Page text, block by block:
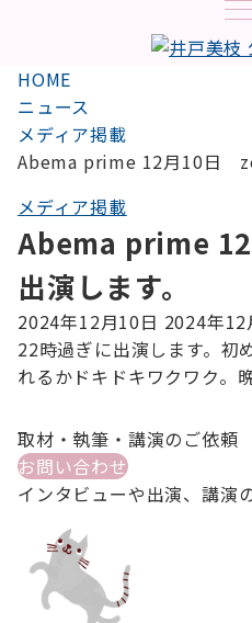
HOME
ニュース
メディア掲載
Abema prime 12月10日
メディア掲載
Abema prime
出演します。
2024年12月10日 2024年12
22時過ぎに出演します。初
れるかドキドキワクワク。
取材・執筆・講演のご依頼
お問い合わせ
インタビューや出演、講演